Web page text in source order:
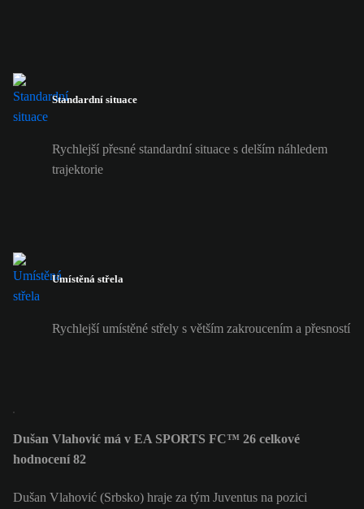
Standardní situace
Rychlejší přesné standardní situace s delším náhledem
trajektorie
Umístěná střela
Rychlejší umístěné střely s větším zakroucením a přesností
Dušan Vlahović má v EA SPORTS FC™ 26 celkové
hodnocení 82
Dušan Vlahović (Srbsko) hraje za tým Juventus na pozici